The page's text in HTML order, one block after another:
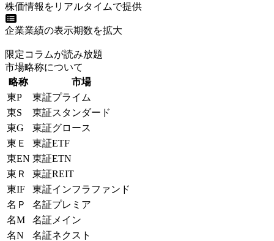
株価情報をリアルタイムで提供
企業業績の表示期数を拡大
限定コラムが読み放題
市場略称について
略称
市場
東P
東証プライム
東S
東証スタンダード
東G
東証グロース
東Ｅ
東証ETF
東EN 東証ETN
東Ｒ
東証REIT
東IF
東証インフラファンド
名Ｐ
名証プレミア
名M
名証メイン
名N
名証ネクスト